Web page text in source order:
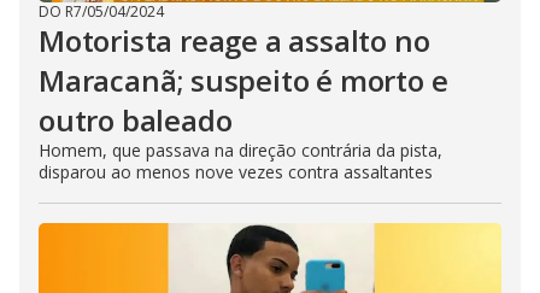
DO R7/05/04/2024
Motorista reage a assalto no
Maracanã; suspeito é morto e
outro baleado
Homem, que passava na direção contrária da pista,
disparou ao menos nove vezes contra assaltantes